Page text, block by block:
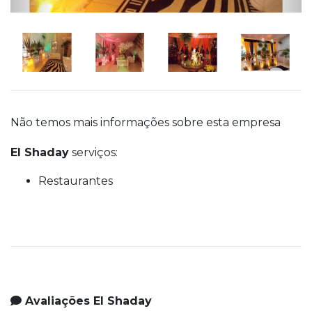
Não temos mais informações sobre esta empresa
El Shaday serviços:
Restaurantes
Avaliações El Shaday